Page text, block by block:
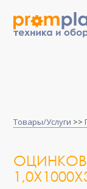
Товары/Услуги >>